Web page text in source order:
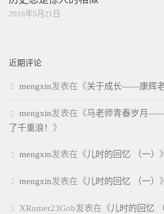
2016年5月21日
近期评论
mengxin发表在《关于成长——康辉
mengxin发表在《马老师青春岁月
了千重浪！ 》
mengxin发表在《 儿时的回忆 （一） 》
mengxin发表在《 儿时的回忆 （一） 》
XRumer23Gob发表在《 儿时的回忆